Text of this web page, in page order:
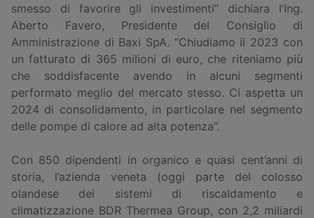
smesso di favorire gli investimenti” dichiara l’Ing.
Aberto Favero, Presidente del Consiglio di
Amministrazione di Baxi SpA. “Chiudiamo il 2023 con
un fatturato di 365 milioni di euro, che riteniamo più
che soddisfacente avendo in alcuni segmenti
performato meglio del mercato stesso. Ci aspetta un
2024 di consolidamento, in particolare nel segmento
delle pompe di calore ad alta potenza”.
Con 850 dipendenti in organico e quasi cent’anni di
storia, l’azienda veneta (oggi parte del colosso
olandese dei sistemi di riscaldamento e
climatizzazione BDR Thermea Group, con 2,2 miliardi